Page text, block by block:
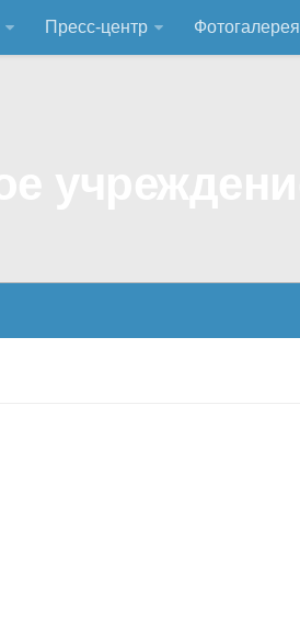
Пресс-центр Фотогалерея